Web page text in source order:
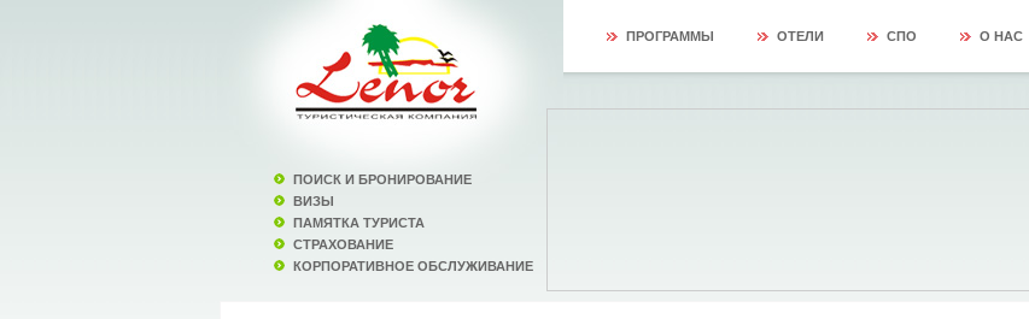
ПРОГРАММЫ ОТЕЛИ СПО О НАС
ПОИСК И БРОНИРОВАНИЕ
ВИЗЫ
ПАМЯТКА ТУРИСТА
СТРАХОВАНИЕ
КОРПОРАТИВНОЕ ОБСЛУЖИВАНИЕ